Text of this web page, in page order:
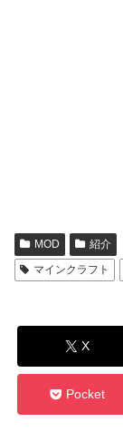
MOD 紹介
マインクラフト
X
Pocket